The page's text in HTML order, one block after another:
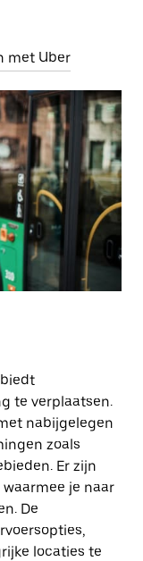
met Uber
te verplaatsen.
nabijgelegen
zoals
Er zijn
je naar
De
locaties te